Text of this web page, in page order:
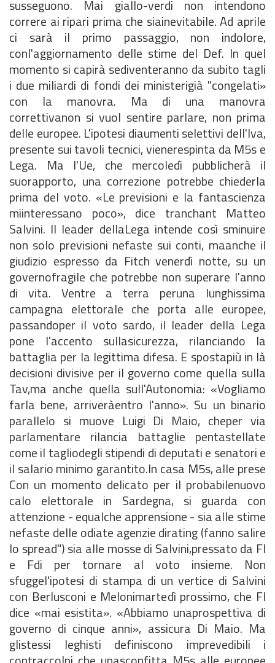
susseguono. Mai giallo-verdi non intendono
correre ai ripari prima che siainevitabile. Ad aprile
ci sarà il primo passaggio, non indolore,
conl'aggiornamento delle stime del Def. In quel
momento si capirà sediventeranno da subito tagli
i due miliardi di fondi dei ministerigià "congelati»
con la manovra. Ma di una manovra
correttivanon si vuol sentire parlare, non prima
delle europee. L'ipotesi diaumenti selettivi dell'Iva,
presente sui tavoli tecnici, vienerespinta da M5s e
Lega. Ma l'Ue, che mercoledì pubblicherà il
suorapporto, una correzione potrebbe chiederla
prima del voto. «Le previsioni e la fantascienza
miinteressano poco», dice tranchant Matteo
Salvini. Il leader dellaLega intende così sminuire
non solo previsioni nefaste sui conti, maanche il
giudizio espresso da Fitch venerdì notte, su un
governofragile che potrebbe non superare l'anno
di vita. Ventre a terra peruna lunghissima
campagna elettorale che porta alle europee,
passandoper il voto sardo, il leader della Lega
pone l'accento sullasicurezza, rilanciando la
battaglia per la legittima difesa. E spostapiù in là
decisioni divisive per il governo come quella sulla
Tav,ma anche quella sull'Autonomia: «Vogliamo
farla bene, arriveràentro l'anno». Su un binario
parallelo si muove Luigi Di Maio, cheper via
parlamentare rilancia battaglie pentastellate
come il tagliodegli stipendi di deputati e senatori e
il salario minimo garantito.In casa M5s, alle prese
Con un momento delicato per il probabilenuovo
calo elettorale in Sardegna, si guarda con
attenzione - equalche apprensione - sia alle stime
nefaste delle odiate agenzie dirating (fanno salire
lo spread") sia alle mosse di Salvini,pressato da FI
e Fdi per tornare al voto insieme. Non
sfuggel'ipotesi di stampa di un vertice di Salvini
con Berlusconi e Melonimartedì prossimo, che FI
dice «mai esistita». «Abbiamo unaprospettiva di
governo di cinque anni», assicura Di Maio. Ma
glistessi leghisti definiscono imprevedibili i